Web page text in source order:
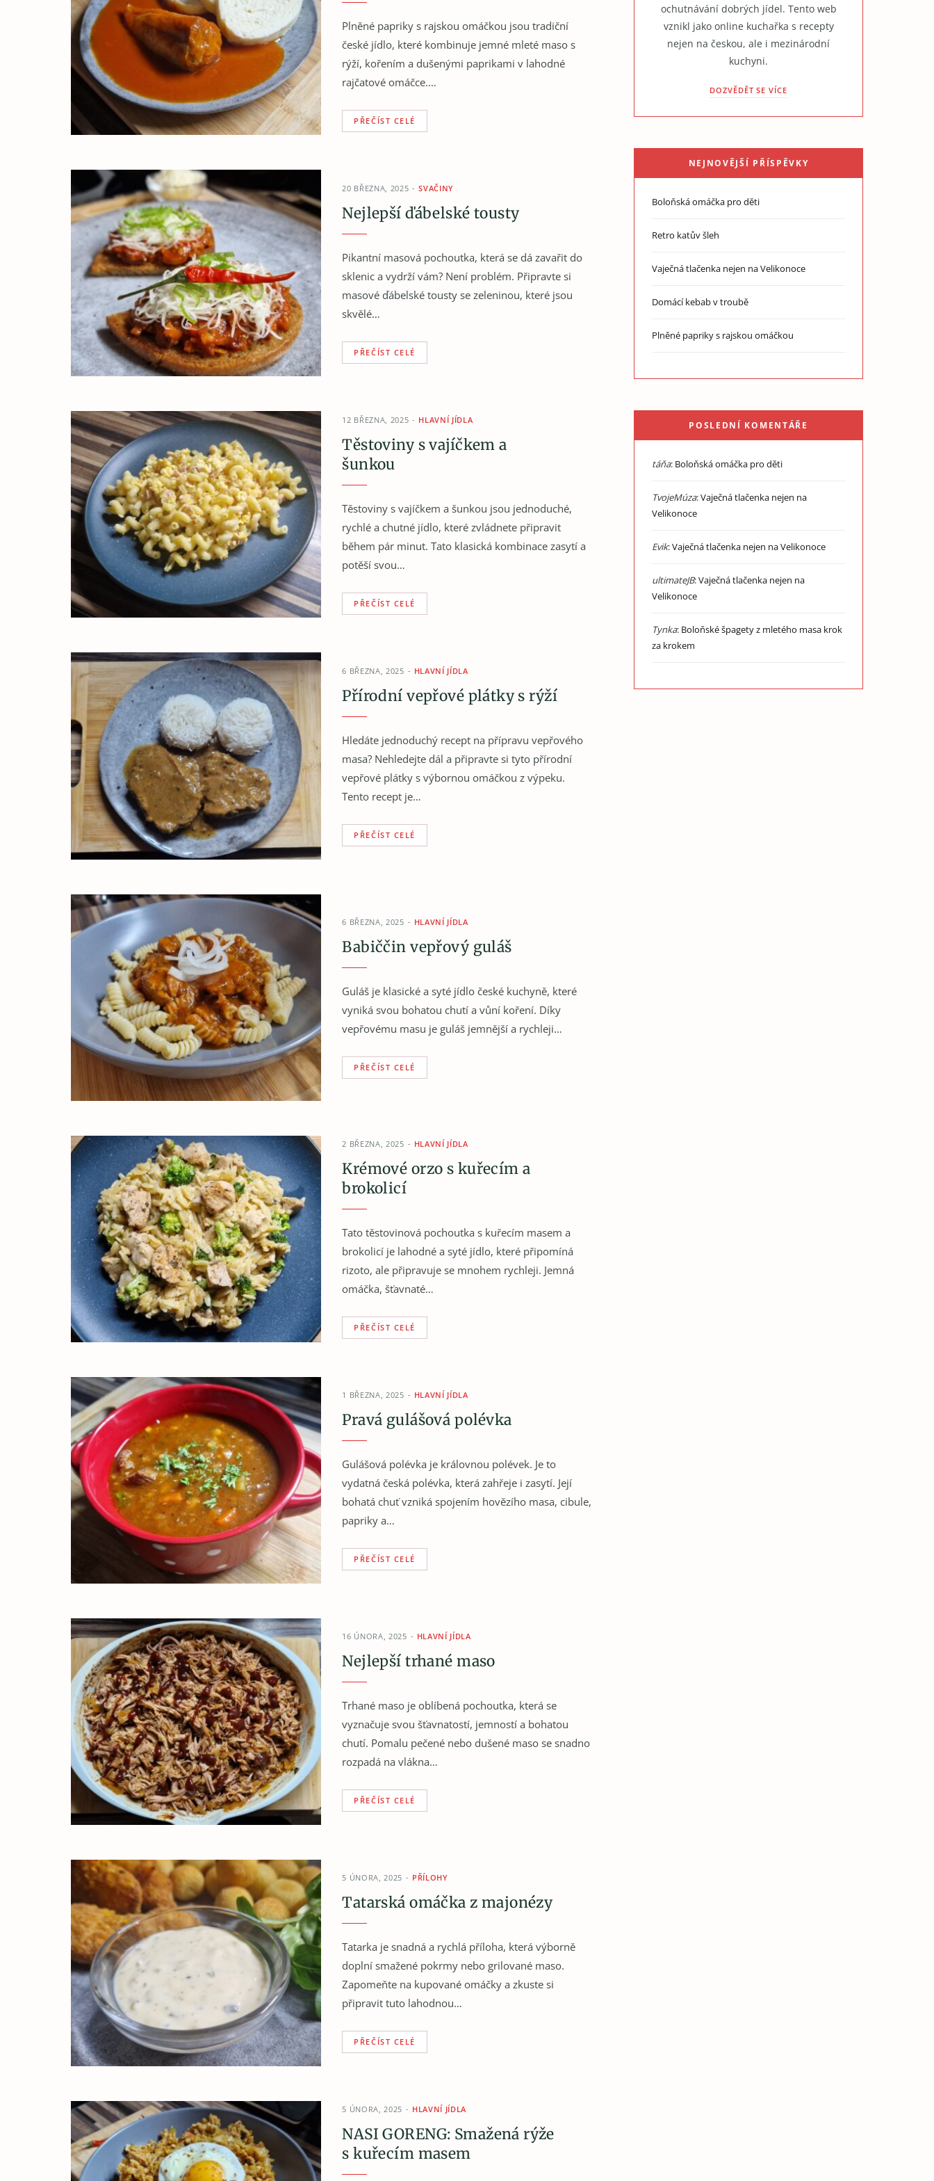
Plněné papriky s rajskou omáčkou jsou tradiční
české jídlo, které kombinuje jemné mleté maso s
rýží, kořením a dušenými paprikami v lahodné
rajčatové omáčce.…
PŘEČÍST CELÉ
20 BŘEZNA, 2025 SVAČINY
Nejlepší ďábelské tousty
Pikantní masová pochoutka, která se dá zavařit do
sklenic a vydrží vám? Není problém. Připravte si
masové ďábelské tousty se zeleninou, které jsou
skvělé…
PŘEČÍST CELÉ
12 BŘEZNA, 2025 HLAVNÍ JÍDLA
Těstoviny s vajíčkem a
šunkou
Těstoviny s vajíčkem a šunkou jsou jednoduché,
rychlé a chutné jídlo, které zvládnete připravit
během pár minut. Tato klasická kombinace zasytí a
potěší svou…
PŘEČÍST CELÉ
6 BŘEZNA, 2025 HLAVNÍ JÍDLA
Přírodní vepřové plátky s rýží
Hledáte jednoduchý recept na přípravu vepřového
masa? Nehledejte dál a připravte si tyto přírodní
vepřové plátky s výbornou omáčkou z výpeku.
Tento recept je…
PŘEČÍST CELÉ
6 BŘEZNA, 2025 HLAVNÍ JÍDLA
Babiččin vepřový guláš
Guláš je klasické a syté jídlo české kuchyně, které
vyniká svou bohatou chutí a vůní koření. Díky
vepřovému masu je guláš jemnější a rychleji…
PŘEČÍST CELÉ
2 BŘEZNA, 2025 HLAVNÍ JÍDLA
Krémové orzo s kuřecím a
brokolicí
Tato těstovinová pochoutka s kuřecím masem a
brokolicí je lahodné a syté jídlo, které připomíná
rizoto, ale připravuje se mnohem rychleji. Jemná
omáčka, šťavnaté…
PŘEČÍST CELÉ
1 BŘEZNA, 2025 HLAVNÍ JÍDLA
Pravá gulášová polévka
Gulášová polévka je královnou polévek. Je to
vydatná česká polévka, která zahřeje i zasytí. Její
bohatá chuť vzniká spojením hovězího masa, cibule,
papriky a…
PŘEČÍST CELÉ
16 ÚNORA, 2025 HLAVNÍ JÍDLA
Nejlepší trhané maso
Trhané maso je oblíbená pochoutka, která se
vyznačuje svou šťavnatostí, jemností a bohatou
chutí. Pomalu pečené nebo dušené maso se snadno
rozpadá na vlákna…
PŘEČÍST CELÉ
5 ÚNORA, 2025 PŘÍLOHY
Tatarská omáčka z majonézy
Tatarka je snadná a rychlá příloha, která výborně
doplní smažené pokrmy nebo grilované maso.
Zapomeňte na kupované omáčky a zkuste si
připravit tuto lahodnou…
PŘEČÍST CELÉ
5 ÚNORA, 2025 HLAVNÍ JÍDLA
NASI GORENG: Smažená rýže
s kuřecím masem
ochutnávání dobrých jídel. Tento web
vznikl jako online kuchařka s recepty
nejen na českou, ale i mezinárodní
kuchyni.
DOZVĚDĚT SE VÍCE
NEJNOVĚJŠÍ PŘÍSPĚVKY
Boloňská omáčka pro děti
Retro katův šleh
Vaječná tlačenka nejen na Velikonoce
Domácí kebab v troubě
Plněné papriky s rajskou omáčkou
POSLEDNÍ KOMENTÁŘE
táňa: Boloňská omáčka pro děti
TvojeMúza:Vaječná tlačenka nejen na
Velikonoce
Evik:Vaječná tlačenka nejen na Velikonoce
ultimateJB:Vaječná tlačenka nejen na
Velikonoce
Tynka: Boloňské špagety z mletého masa krok
za krokem